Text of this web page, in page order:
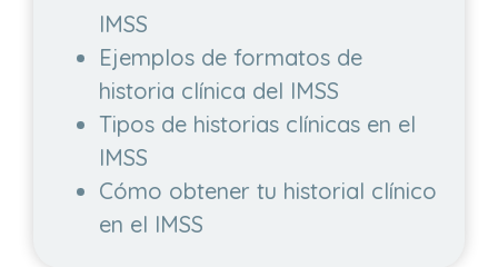
IMSS
Ejemplos de formatos de
historia clínica del IMSS
Tipos de historias clínicas en el
IMSS
Cómo obtener tu historial clínico
en el IMSS